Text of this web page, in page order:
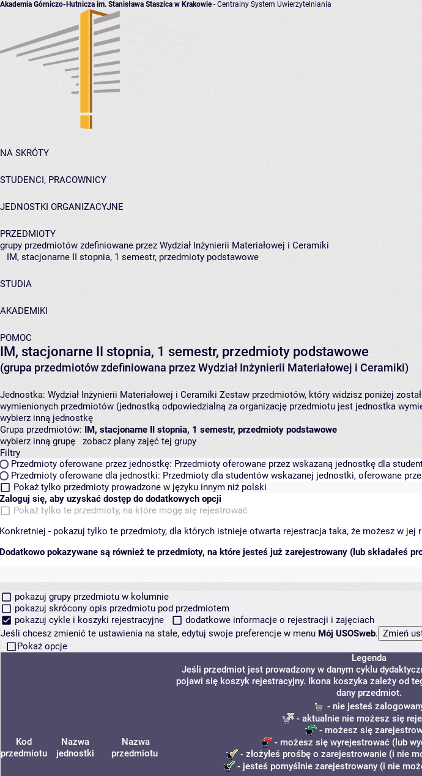
Akademia Górniczo-Hutnicza im. Stanisława Staszica w Krakowie- Centralny System Uwierzytelniania
NA SKRÓTY
STUDENCI, PRACOWNICY
JEDNOSTKI ORGANIZACYJNE
PRZEDMIOTY
grupy przedmiotów zdefiniowane przez Wydział Inżynierii Materiałowej i Ceramiki
IM, stacjonarne II stopnia, 1 semestr, przedmioty podstawowe
STUDIA
AKADEMIKI
POMOC
IM, stacjonarne II stopnia, 1 semestr, przedmioty podstawowe
(grupa przedmiotów zdefiniowana przez Wydział Inżynierii Materiałowej i Ceramiki)
Jednostka: Wydział Inżynierii Materiałowej i Ceramiki Zestaw przedmiotów, który widzisz poniżej
wymienionych przedmiotów (jednostką odpowiedzialną za organizację przedmiotu jest jednostka
wybierz inną jednostkę
Grupa przedmiotów: IM, stacjonarne II stopnia, 1 semestr, przedmioty podstawowe
wybierz inną grupę
zobacz plany zajęć tej grupy
Filtry
Przedmioty oferowane przez jednostkę: Przedmioty oferowane przez wskazaną jednostkę dla
Przedmioty oferowane dla jednostki: Przedmioty dla studentów wskazanej jednostki, oferowane
Pokaż tylko przedmioty prowadzone w języku innym niż polski
Zaloguj się, aby uzyskać dostęp do dodatkowych opcji
Pokaż tylko te przedmioty, na które mogę się rejestrować
Konkretniej - pokazuj tylko te przedmioty, dla których istnieje otwarta rejestracja taka, że możesz w jej
Dodatkowo pokazywane są również te przedmioty, na które jesteś już zarejestrowany (lub składałeś
pokazuj grupy przedmiotu w kolumnie
pokazuj skrócony opis przedmiotu pod przedmiotem
pokazuj cykle i koszyki rejestracyjne
dodatkowe informacje o rejestracji i zajęciach
Jeśli chcesz zmienić te ustawienia na stałe, edytuj swoje preferencje w menu Mój USOSweb.
Pokaż opcje
Kod
przedmiotu
Nazwa
jednostki
Nazwa
przedmiotu
Legenda
Jeśli przedmiot jest prowadzony w danym cyklu
pojawi się koszyk rejestracyjny. Ikona koszyka zależy od
dany przedmiot.
- nie jesteś
- aktualnie nie możesz się
- możesz się
- możesz się wyrejestrować (lub
- złożyłeś prośbę o zarejestrowanie (i nie
- jesteś pomyślnie zarejestrowany (i nie